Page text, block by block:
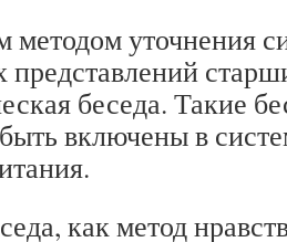
уточнения
представлений
беседа. Такие
включены в
как метод